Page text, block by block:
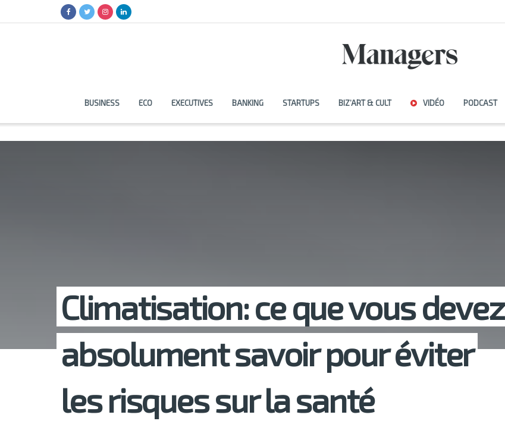
BUSINESS ECO EXECUTIVES BANKING STARTUPS BIZ’ART & CULT VIDÉO PODCAST
Climatisation: ce que vous devez
absolument savoir pour éviter
les risques sur la santé